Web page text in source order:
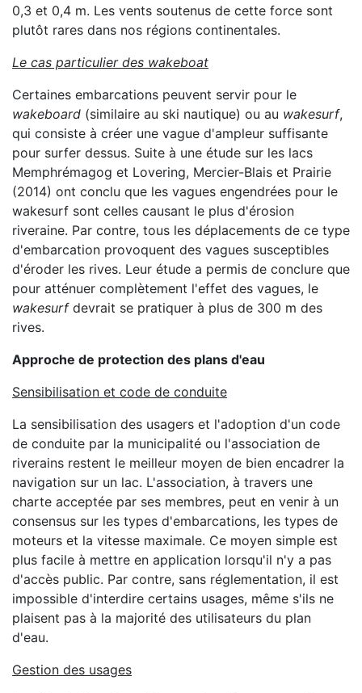
0,3 et 0,4 m. Les vents soutenus de cette force sont
plutôt rares dans nos régions continentales.
Le cas particulier des wakeboat
Certaines embarcations peuvent servir pour le
wakeboard (similaire au ski nautique) ou au wakesurf,
qui consiste à créer une vague d'ampleur suffisante
pour surfer dessus. Suite à une étude sur les lacs
Memphrémagog et Lovering, Mercier-Blais et Prairie
(2014) ont conclu que les vagues engendrées pour le
wakesurf sont celles causant le plus d'érosion
riveraine. Par contre, tous les déplacements de ce type
d'embarcation provoquent des vagues susceptibles
d'éroder les rives. Leur étude a permis de conclure que
pour atténuer complètement l'effet des vagues, le
wakesurfdevrait se pratiquer à plus de 300 m des
rives.
Approche de protection des plans d'eau
Sensibilisation et code de conduite
La sensibilisation des usagers et l'adoption d'un code
de conduite par la municipalité ou l'association de
riverains restent le meilleur moyen de bien encadrer la
navigation sur un lac. L'association, à travers une
charte acceptée par ses membres, peut en venir à un
consensus sur les types d'embarcations, les types de
moteurs et la vitesse maximale. Ce moyen simple est
plus facile à mettre en application lorsqu'il n'y a pas
d'accès public. Par contre, sans réglementation, il est
impossible d'interdire certains usages, même s'ils ne
plaisent pas à la majorité des utilisateurs du plan
d'eau.
Gestion des usages